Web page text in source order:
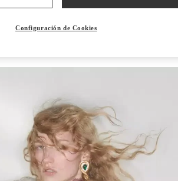
Configuración de Cookies